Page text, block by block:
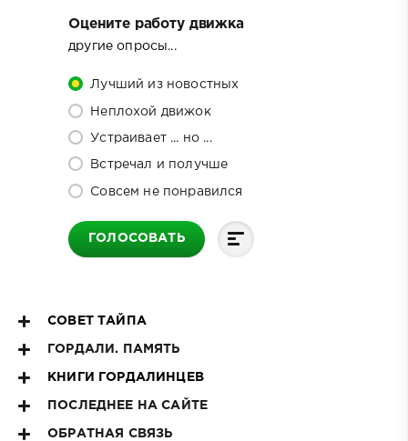
Оцените работу движка
другие опросы...
Лучший из новостных
Неплохой движок
Устраивает ... но ...
Встречал и получше
Совсем не понравился
ГОЛОСОВАТЬ
СОВЕТ ТАЙПА
ГОРДАЛИ. ПАМЯТЬ
КНИГИ ГОРДАЛИНЦЕВ
ПОСЛЕДНЕЕ НА САЙТЕ
ОБРАТНАЯ СВЯЗЬ